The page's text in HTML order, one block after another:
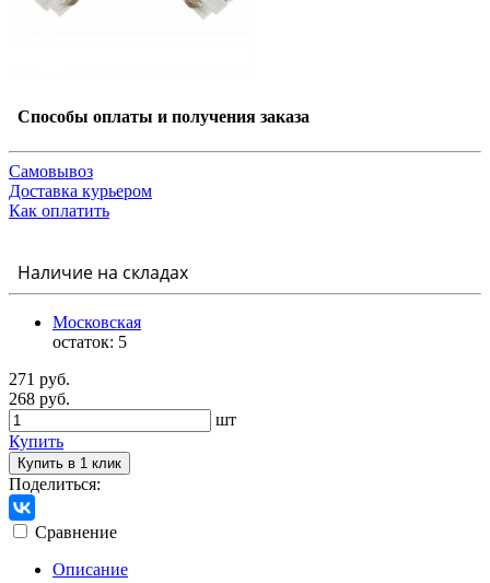
Способы оплаты и получения заказа
Самовывоз
Доставка курьером
Как оплатить
Наличие на складах
Московская
остаток: 5
271 руб.
268 руб.
шт
Купить
Купить в 1 клик
Поделиться:
Сравнение
Описание